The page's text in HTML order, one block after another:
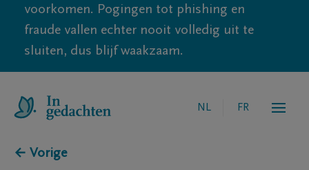
voorkomen. Pogingen tot phishing en
fraude vallen echter nooit volledig uit te
sluiten, dus blijf waakzaam.
NL FR
← Vorige